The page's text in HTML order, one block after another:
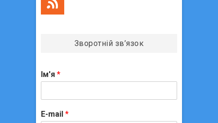
Зворотній зв’язок
Ім'я *
E-mail *